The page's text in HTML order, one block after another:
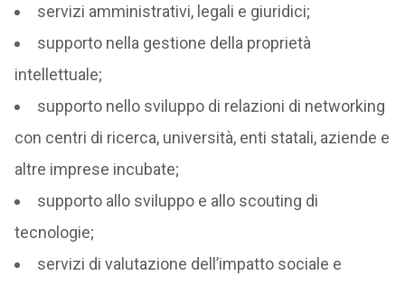
servizi amministrativi, legali e giuridici;
supporto nella gestione della proprietà
intellettuale;
supporto nello sviluppo di relazioni di networking
con centri di ricerca, università, enti statali, aziende e
altre imprese incubate;
supporto allo sviluppo e allo scouting di
tecnologie;
servizi di valutazione dell’impatto sociale e